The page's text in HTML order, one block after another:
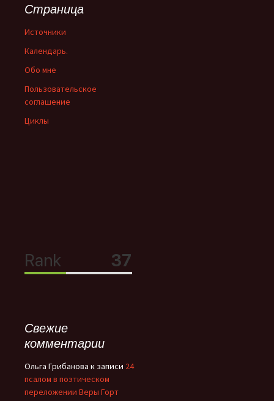
Страница
Источники
Календарь.
Обо мне
Пользовательское
соглашение
Циклы
Свежие
комментарии
Ольга Грибанова к записи 24
псалом в поэтическом
переложении Веры Горт